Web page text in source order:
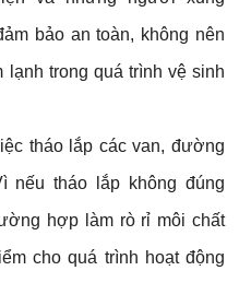
bảo an toàn, không nên
lạnh trong quá trình vệ sinh
tháo lắp các van, đường
nếu tháo lắp không đúng
hợp làm rò rỉ môi chất
cho quá trình hoạt động